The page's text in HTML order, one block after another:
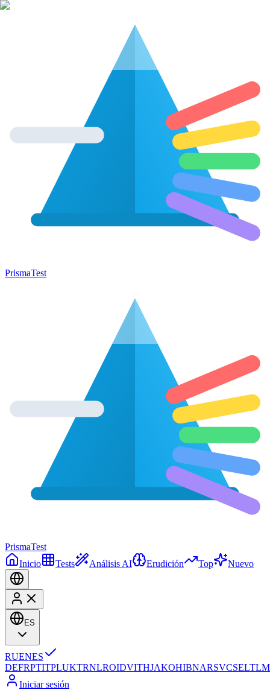
PrismaTest
PrismaTest
Inicio
Tests Análisis AI Erudición Top Nuevo
ES
RUENES
DEFRPTITPLUKTRNLROIDVITHJAKOHIBNARSVCSELTL
Iniciar sesión